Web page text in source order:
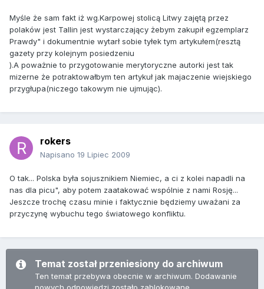
Myśle że sam fakt iż wg.Karpowej stolicą Litwy zajętą przez
polaków jest Tallin jest wystarczający żebym zakupił egzemplarz
Prawdy" i dokumentnie wytarł sobie tyłek tym artykułem(resztą
gazety przy kolejnym posiedzeniu
).A poważnie to przygotowanie merytoryczne autorki jest tak
mizerne że potraktowałbym ten artykuł jak majaczenie wiejskiego
przygłupa(niczego takowym nie ujmując).
rokers
Napisano 19 Lipiec 2009
O tak... Polska była sojusznikiem Niemiec, a ci z kolei napadli na
nas dla picu", aby potem zaatakować wspólnie z nami Rosję...
Jeszcze trochę czasu minie i faktycznie będziemy uważani za
przyczynę wybuchu tego światowego konfliktu.
Temat został przeniesiony do archiwum
Ten temat przebywa obecnie w archiwum. Dodawanie